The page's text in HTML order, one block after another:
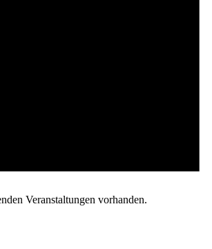
Veranstaltungen vorhanden.